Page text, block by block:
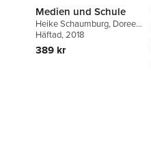
Medien und Schule
Heike Schaumburg, Doreen
Prasse
Häftad, 2018
389 kr